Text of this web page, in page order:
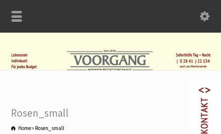
Rosen_small
Home Rosen_small